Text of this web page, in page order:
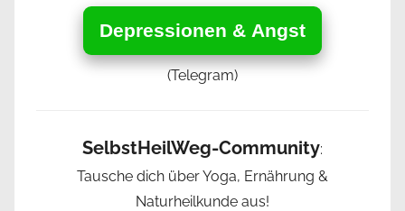
Depressionen & Angst
(Telegram)
SelbstHeilWeg-Community:
Tausche dich über Yoga, Ernährung &
Naturheilkunde aus!